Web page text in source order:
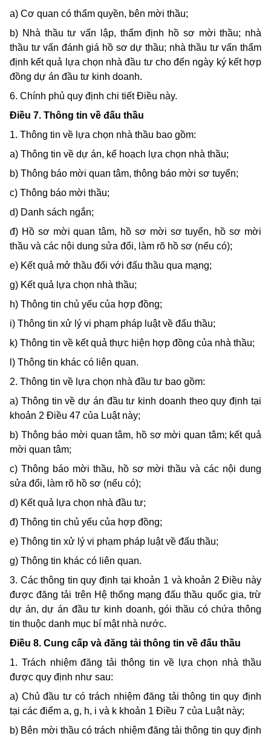
a) Cơ quan có thẩm quyền, bên mời thầu;
b) Nhà thầu tư vấn lập, thẩm định hồ sơ mời thầu; nhà
thầu tư vấn đánh giá hồ sơ dự thầu; nhà thầu tư vấn thẩm
định kết quả lựa chọn nhà đầu tư cho đến ngày ký kết hợp
đồng dự án đầu tư kinh doanh.
6. Chính phủ quy định chi tiết Điều này.
Điều 7. Thông tin về đấu thầu
1. Thông tin về lựa chọn nhà thầu bao gồm:
a) Thông tin về dự án, kế hoạch lựa chọn nhà thầu;
b) Thông báo mời quan tâm, thông báo mời sơ tuyển;
c) Thông báo mời thầu;
d) Danh sách ngắn;
đ) Hồ sơ mời quan tâm, hồ sơ mời sơ tuyển, hồ sơ mời
thầu và các nội dung sửa đổi, làm rõ hồ sơ (nếu có);
e) Kết quả mở thầu đối với đấu thầu qua mạng;
g) Kết quả lựa chọn nhà thầu;
h) Thông tin chủ yếu của hợp đồng;
i) Thông tin xử lý vi phạm pháp luật về đấu thầu;
k) Thông tin về kết quả thực hiện hợp đồng của nhà thầu;
l) Thông tin khác có liên quan.
2. Thông tin về lựa chọn nhà đầu tư bao gồm:
a) Thông tin về dự án đầu tư kinh doanh theo quy định tại
khoản 2 Điều 47 của Luật này;
b) Thông báo mời quan tâm, hồ sơ mời quan tâm; kết quả
mời quan tâm;
c) Thông báo mời thầu, hồ sơ mời thầu và các nội dung
sửa đổi, làm rõ hồ sơ (nếu có);
d) Kết quả lựa chọn nhà đầu tư;
đ) Thông tin chủ yếu của hợp đồng;
e) Thông tin xử lý vi phạm pháp luật về đấu thầu;
g) Thông tin khác có liên quan.
3. Các thông tin quy định tại khoản 1 và khoản 2 Điều này
được đăng tải trên Hệ thống mạng đấu thầu quốc gia, trừ
dự án, dự án đầu tư kinh doanh, gói thầu có chứa thông
tin thuộc danh mục bí mật nhà nước.
Điều 8. Cung cấp và đăng tải thông tin về đấu thầu
1. Trách nhiệm đăng tải thông tin về lựa chọn nhà thầu
được quy định như sau:
a) Chủ đầu tư có trách nhiệm đăng tải thông tin quy định
tại các điểm a, g, h, i và k khoản 1 Điều 7 của Luật này;
b) Bên mời thầu có trách nhiệm đăng tải thông tin quy định